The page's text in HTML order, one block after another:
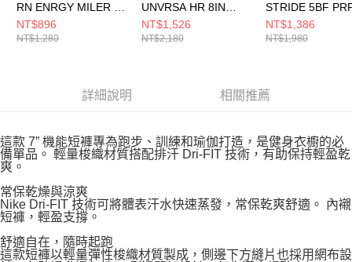
RN ENRGY MILER S
男 短袖上衣
HV2136411
NT$896
NT$1,280
UNVRSA HR 8IN
SHRT 女 短褲
HQ6824010
NT$1,526
NT$2,180
STRIDE 5BF
S 男 短褲
NT$1,386
NT$1,980
詳細說明 相關推薦
這款 7” 機能短褲專為跑步、訓練和瑜伽打造，是健身衣櫥的必
備單品。 輕量梭織材質搭配排汗 Dri-FIT 技術，有助保持輕盈乾
爽。
常保乾燥與涼爽
Nike Dri-FIT 技術可將體表汗水快速蒸發，常保乾爽舒適。 內襯
短褲，輕盈支撐。
舒適自在，隨時起跑
這款短褲以輕量彈性梭織材質製成，側邊下方縫片也採用網布設